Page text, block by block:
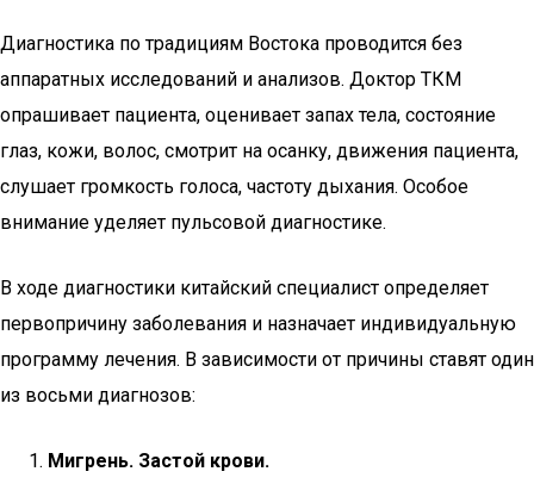
Диагностика по традициям Востока проводится без
аппаратных исследований и анализов. Доктор ТКМ
опрашивает пациента, оценивает запах тела, состояние
глаз, кожи, волос, смотрит на осанку, движения пациента,
слушает громкость голоса, частоту дыхания. Особое
внимание уделяет пульсовой диагностике.
В ходе диагностики китайский специалист определяет
первопричину заболевания и назначает индивидуальную
программу лечения. В зависимости от причины ставят один
из восьми диагнозов:
Мигрень. Застой крови.